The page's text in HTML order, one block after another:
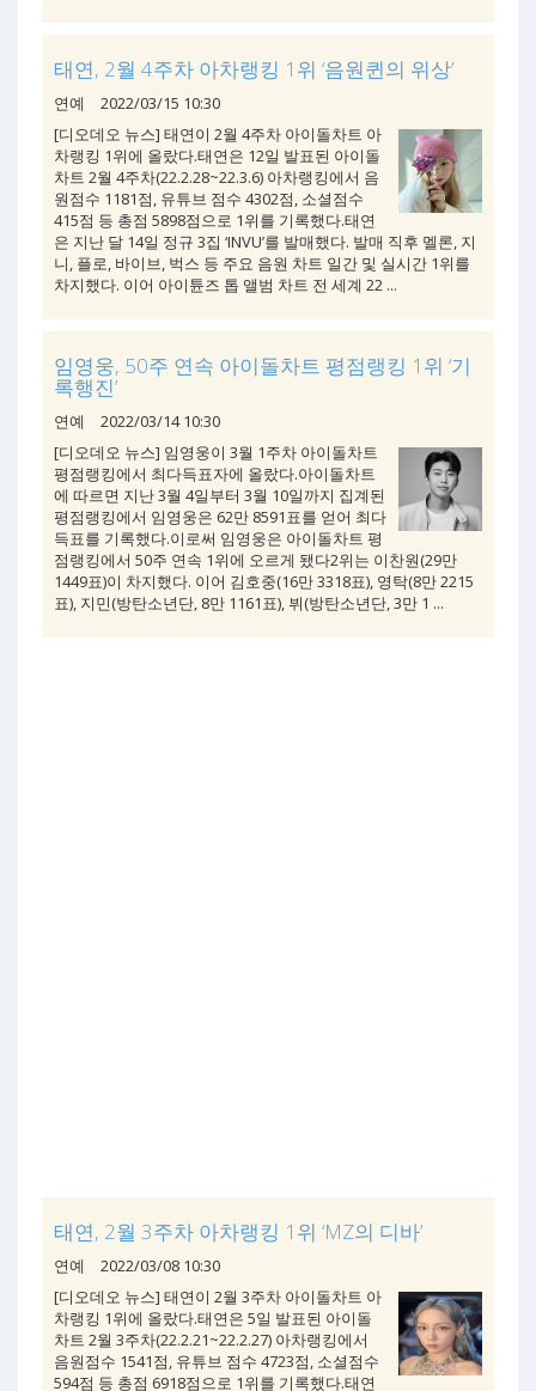
태연, 2월 4주차 아차랭킹 1위 ‘음원퀸의 위상’
연예
2022/03/15 10:30
[디오데오 뉴스] 태연이 2월 4주차 아이돌차트 아
차랭킹 1위에 올랐다.태연은 12일 발표된 아이돌
차트 2월 4주차(22.2.28~22.3.6) 아차랭킹에서 음
원점수 1181점, 유튜브 점수 4302점, 소셜점수
415점 등 총점 5898점으로 1위를 기록했다.태연
은 지난 달 14일 정규 3집 ‘INVU’를 발매했다. 발매 직후 멜론, 지
니, 플로, 바이브, 벅스 등 주요 음원 차트 일간 및 실시간 1위를
차지했다. 이어 아이튠즈 톱 앨범 차트 전 세계 22 ...
임영웅, 50주 연속 아이돌차트 평점랭킹 1위 ‘기
록행진’
연예
2022/03/14 10:30
[디오데오 뉴스] 임영웅이 3월 1주차 아이돌차트
평점랭킹에서 최다득표자에 올랐다.아이돌차트
에 따르면 지난 3월 4일부터 3월 10일까지 집계된
평점랭킹에서 임영웅은 62만 8591표를 얻어 최다
득표를 기록했다.이로써 임영웅은 아이돌차트 평
점랭킹에서 50주 연속 1위에 오르게 됐다2위는 이찬원(29만
1449표)이 차지했다. 이어 김호중(16만 3318표), 영탁(8만 2215
표), 지민(방탄소년단, 8만 1161표), 뷔(방탄소년단, 3만 1 ...
태연, 2월 3주차 아차랭킹 1위 ‘MZ의 디바’
연예
2022/03/08 10:30
[디오데오 뉴스] 태연이 2월 3주차 아이돌차트 아
차랭킹 1위에 올랐다.태연은 5일 발표된 아이돌
차트 2월 3주차(22.2.21~22.2.27) 아차랭킹에서
음원점수 1541점, 유튜브 점수 4723점, 소셜점수
594점 등 총점 6918점으로 1위를 기록했다.태연